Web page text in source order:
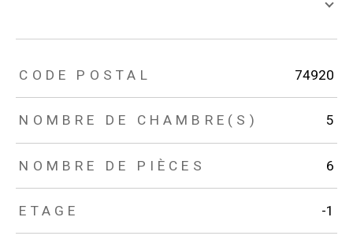
TRAD_ZEPHYR_Caracteristique TRAD_ZEPHYR_Valeurs
CODE POSTAL 74920
NOMBRE DE CHAMBRE(S) 5
NOMBRE DE PIÈCES 6
ETAGE -1